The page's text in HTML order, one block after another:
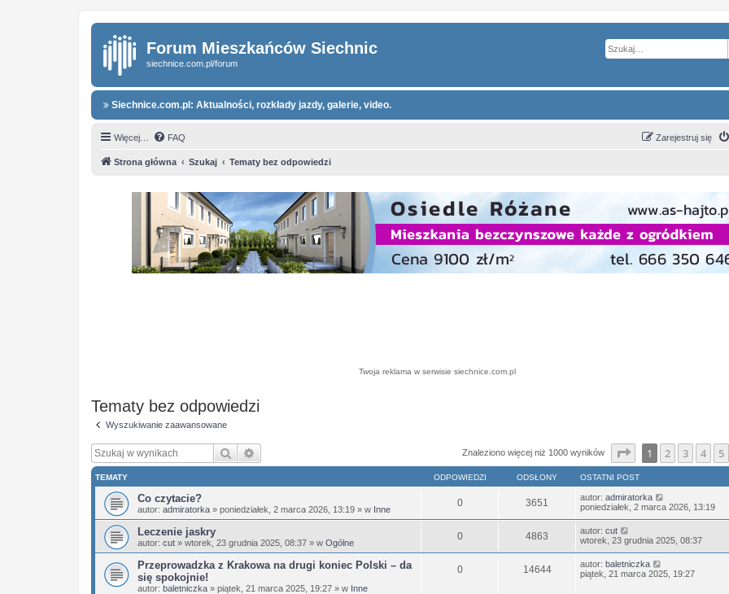
Forum Mieszkańców Siechnic
siechnice.com.pl/forum
Siechnice.com.pl: Aktualności, rozkłady jazdy, galerie, video.
Więcej… FAQ Zarejestruj się
Strona główna Szukaj Tematy bez odpowiedzi
Twoja reklama w serwisie siechnice.com.pl
Tematy bez odpowiedzi
Wyszukiwanie zaawansowane
Szukaj Znaleziono więcej niż 1000 wyników Strona1 z25
1 2 3 4 5
TEMATY ODPOWIEDZI ODSŁONY OSTATNI POST
Co czytacie?
autor: admiratorka » poniedziałek, 2 marca 2026, 13:19 » w Inne
0 3651 autor: admiratorka
poniedziałek, 2 marca 2026, 13:19
Leczenie jaskry
autor: cut » wtorek, 23 grudnia 2025, 08:37 » w Ogólne
0 4863 autor: cut
wtorek, 23 grudnia 2025, 08:37
Przeprowadzka z Krakowa na drugi koniec Polski – da
się spokojnie!
autor: baletniczka » piątek, 21 marca 2025, 19:27 » w Inne
0 14644 autor: baletniczka
piątek, 21 marca 2025, 19:27